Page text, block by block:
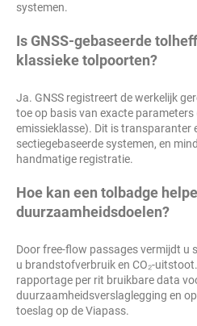
systemen.
Is GNSS-gebaseerde
klassieke tolpoorten?
Ja. GNSS registreert de werkelijk
toe op basis van exacte parameters
emissieklasse). Dit is transparanter
sectiegebaseerde systemen, en
handmatige registratie.
Hoe kan een tolbadge
duurzaamheidsdoelen?
Door free-flow passages vermijdt u
u brandstofverbruik en CO₂-
rapportage per rit bruikbare data
duurzaamheidsverslaglegging en
toeslag op de Viapass.